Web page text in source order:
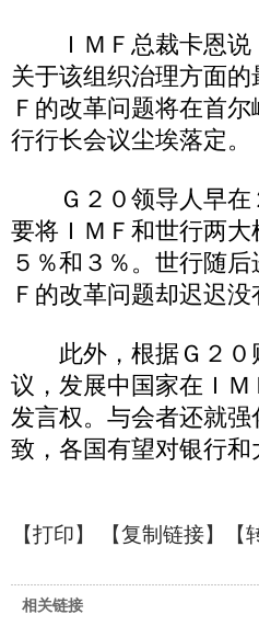
ＩＭＦ总裁卡恩说，
关于该组织治理方面
Ｆ的改革问题将在首
行行长会议尘埃落定。
Ｇ２０领导人早在
要将ＩＭＦ和世行两
５％和３％。世行随
Ｆ的改革问题却迟迟没
此外，根据Ｇ２０
议，发展中国家在Ｉ
发言权。与会者还就
致，各国有望对银行
【打印】 【复制链接】【
相关链接